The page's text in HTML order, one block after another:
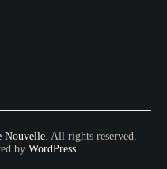
Nouvelle. All rights reserved.
by WordPress.